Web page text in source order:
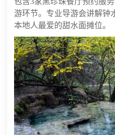
游环节。专业导游会讲解钟
本地人最爱的甜水面摊位。